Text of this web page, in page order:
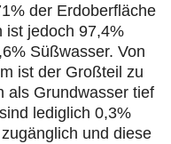
der Erdoberfläche
ist jedoch 97,4%
Süßwasser. Von
ist der Großteil zu
als Grundwasser tief
lediglich 0,3%
und diese